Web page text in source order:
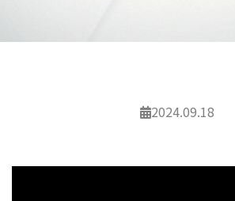
2024.09.18